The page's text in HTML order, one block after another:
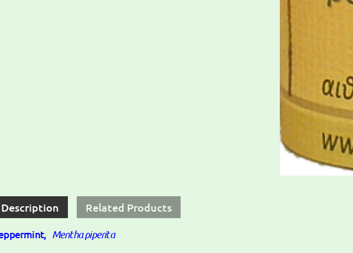
Description
Related Products
Mentha piperita